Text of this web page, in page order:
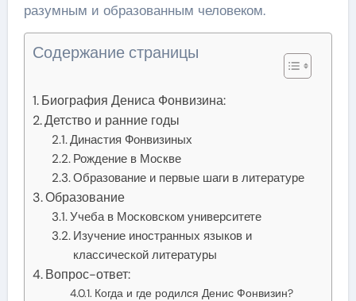
разумным и образованным человеком.
Содержание страницы
Биография Дениса Фонвизина:
Детство и ранние годы
Династия Фонвизиных
Рождение в Москве
Образование и первые шаги в литературе
Образование
Учеба в Московском университете
Изучение иностранных языков и
классической литературы
Вопрос-ответ:
Когда и где родился Денис Фонвизин?